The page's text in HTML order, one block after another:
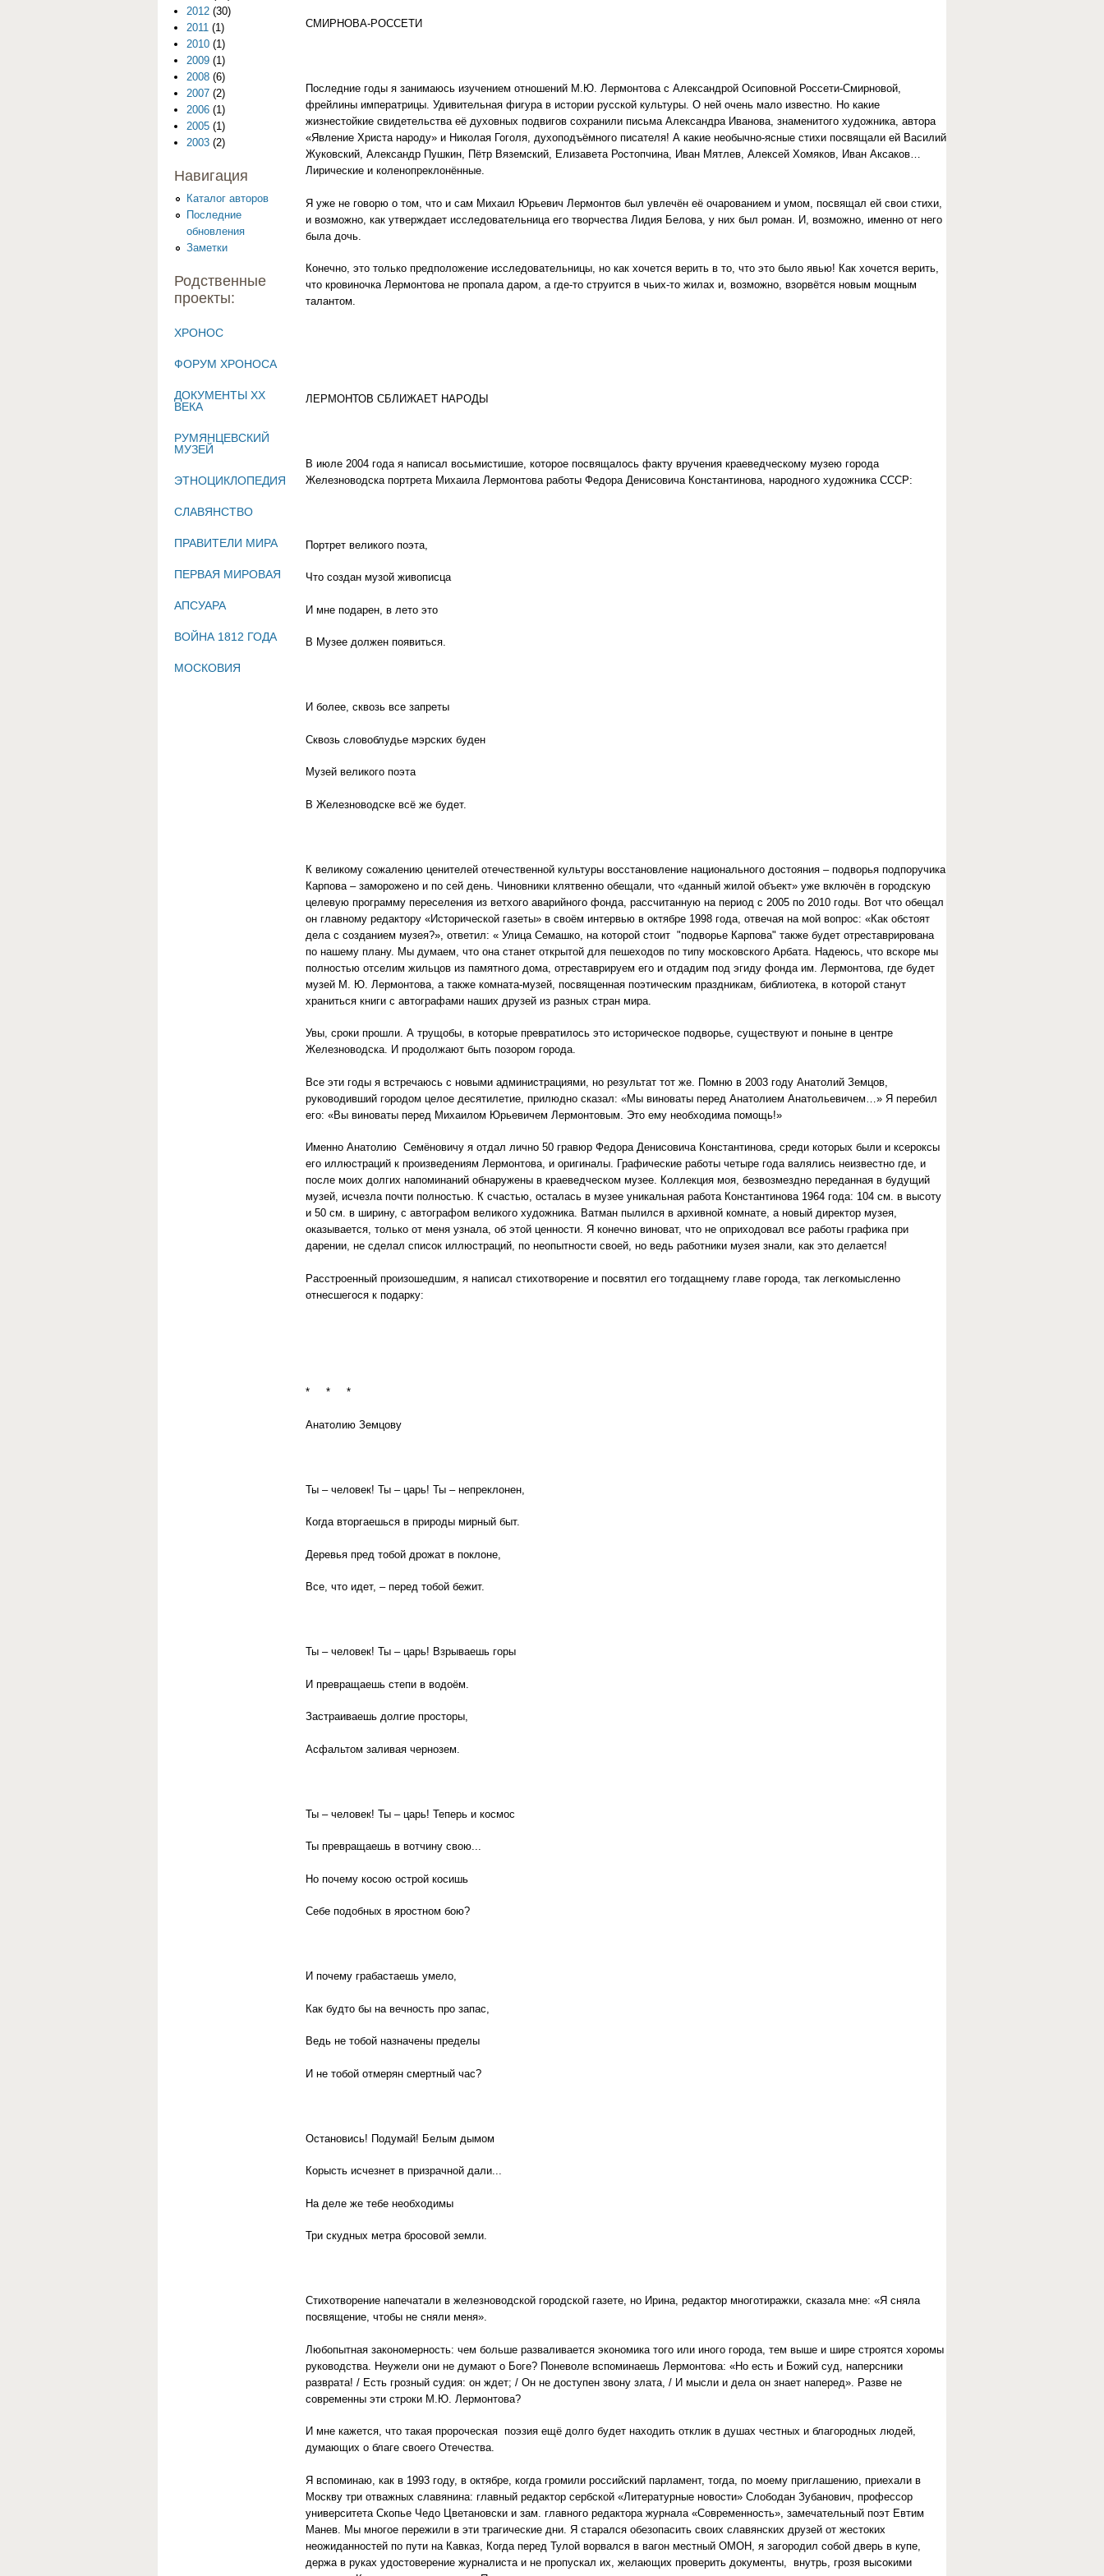
СМИРНОВА-РОССЕТИ
Последние годы я занимаюсь изучением отношений М.Ю. Лермонтова с Александрой Осиповной Россети-Смирновой,
фрейлины императрицы. Удивительная фигура в истории русской культуры. О ней очень мало известно. Но какие
жизнестойкие свидетельства её духовных подвигов сохранили письма Александра Иванова, знаменитого художника, автора
«Явление Христа народу» и Николая Гоголя, духоподъёмного писателя! А какие необычно-ясные стихи посвящали ей Василий
Жуковский, Александр Пушкин, Пётр Вяземский, Елизавета Ростопчина, Иван Мятлев, Алексей Хомяков, Иван Аксаков…
Лирические и коленопреклонённые.
Я уже не говорю о том, что и сам Михаил Юрьевич Лермонтов был увлечён её очарованием и умом, посвящал ей свои стихи,
и возможно, как утверждает исследовательница его творчества Лидия Белова, у них был роман. И, возможно, именно от него
была дочь.
Конечно, это только предположение исследовательницы, но как хочется верить в то, что это было явью! Как хочется верить,
что кровиночка Лермонтова не пропала даром, а где-то струится в чьих-то жилах и, возможно, взорвётся новым мощным
талантом.
ЛЕРМОНТОВ СБЛИЖАЕТ НАРОДЫ
В июле 2004 года я написал восьмистишие, которое посвящалось факту вручения краеведческому музею города
Железноводска портрета Михаила Лермонтова работы Федора Денисовича Константинова, народного художника СССР:
Портрет великого поэта,
Что создан музой живописца
И мне подарен, в лето это
В Музее должен появиться.
И более, сквозь все запреты
Сквозь словоблудье мэрских буден
Музей великого поэта
В Железноводске всё же будет.
К великому сожалению ценителей отечественной культуры восстановление национального достояния – подворья подпоручика
Карпова – заморожено и по сей день. Чиновники клятвенно обещали, что «данный жилой объект» уже включён в городскую
целевую программу переселения из ветхого аварийного фонда, рассчитанную на период с 2005 по 2010 годы. Вот что обещал
он главному редактору «Исторической газеты» в своём интервью в октябре 1998 года, отвечая на мой вопрос: «Как обстоят
дела с созданием музея?», ответил: « Улица Семашко, на которой стоит "подворье Карпова" также будет отреставрирована
по нашему плану. Мы думаем, что она станет открытой для пешеходов по типу московского Арбата. Надеюсь, что вскоре мы
полностью отселим жильцов из памятного дома, отреставрируем его и отдадим под эгиду фонда им. Лермонтова, где будет
музей М. Ю. Лермонтова, а также комната-музей, посвященная поэтическим праздникам, библиотека, в которой станут
храниться книги с автографами наших друзей из разных стран мира.
Увы, сроки прошли. А трущобы, в которые превратилось это историческое подворье, существуют и поныне в центре
Железноводска. И продолжают быть позором города.
Все эти годы я встречаюсь с новыми администрациями, но результат тот же. Помню в 2003 году Анатолий Земцов,
руководивший городом целое десятилетие, прилюдно сказал: «Мы виноваты перед Анатолием Анатольевичем…» Я перебил
его: «Вы виноваты перед Михаилом Юрьевичем Лермонтовым. Это ему необходима помощь!»
Именно Анатолию Семёновичу я отдал лично 50 гравюр Федора Денисовича Константинова, среди которых были и ксероксы
его иллюстраций к произведениям Лермонтова, и оригиналы. Графические работы четыре года валялись неизвестно где, и
после моих долгих напоминаний обнаружены в краеведческом музее. Коллекция моя, безвозмездно переданная в будущий
музей, исчезла почти полностью. К счастью, осталась в музее уникальная работа Константинова 1964 года: 104 см. в высоту
и 50 см. в ширину, с автографом великого художника. Ватман пылился в архивной комнате, а новый директор музея,
оказывается, только от меня узнала, об этой ценности. Я конечно виноват, что не оприходовал все работы графика при
дарении, не сделал список иллюстраций, по неопытности своей, но ведь работники музея знали, как это делается!
Расстроенный произошедшим, я написал стихотворение и посвятил его тогдащнему главе города, так легкомысленно
отнесшегося к подарку:
* * *
Анатолию Земцову
Ты – человек! Ты – царь! Ты – непреклонен,
Когда вторгаешься в природы мирный быт.
Деревья пред тобой дрожат в поклоне,
Все, что идет, – перед тобой бежит.
Ты – человек! Ты – царь! Взрываешь горы
И превращаешь степи в водоём.
Застраиваешь долгие просторы,
Асфальтом заливая чернозем.
Ты – человек! Ты – царь! Теперь и космос
Ты превращаешь в вотчину свою...
Но почему косою острой косишь
Себе подобных в яростном бою?
И почему грабастаешь умело,
Как будто бы на вечность про запас,
Ведь не тобой назначены пределы
И не тобой отмерян смертный час?
Остановись! Подумай! Белым дымом
Корысть исчезнет в призрачной дали...
На деле же тебе необходимы
Три скудных метра бросовой земли.
Стихотворение напечатали в железноводской городской газете, но Ирина, редактор многотиражки, сказала мне: «Я сняла
посвящение, чтобы не сняли меня».
Любопытная закономерность: чем больше разваливается экономика того или иного города, тем выше и шире строятся хоромы
руководства. Неужели они не думают о Боге? Поневоле вспоминаешь Лермонтова: «Но есть и Божий суд, наперсники
разврата! / Есть грозный судия: он ждет; / Он не доступен звону злата, / И мысли и дела он знает наперед». Разве не
современны эти строки М.Ю. Лермонтова?
И мне кажется, что такая пророческая поэзия ещё долго будет находить отклик в душах честных и благородных людей,
думающих о благе своего Отечества.
Я вспоминаю, как в 1993 году, в октябре, когда громили российский парламент, тогда, по моему приглашению, приехали в
Москву три отважных славянина: главный редактор сербской «Литературные новости» Слободан Зубанович, профессор
университета Скопье Чедо Цветановски и зам. главного редактора журнала «Современность», замечательный поэт Евтим
Манев. Мы многое пережили в эти трагические дни. Я старался обезопасить своих славянских друзей от жестоких
неожиданностей по пути на Кавказ, Когда перед Тулой ворвался в вагон местный ОМОН, я загородил собой дверь в купе,
держа в руках удостоверение журналиста и не пропускал их, желающих проверить документы, внутрь, грозя высокими
2012 (30)
2011 (1)
2010 (1)
2009 (1)
2008 (6)
2007 (2)
2006 (1)
2005 (1)
2003 (2)
Навигация
Каталог авторов
Последние
обновления
Заметки
Родственные
проекты:
ХРОНОС
ФОРУМ ХРОНОСА
ДОКУМЕНТЫ XX
ВЕКА
РУМЯНЦЕВСКИЙ
МУЗЕЙ
ЭТНОЦИКЛОПЕДИЯ
СЛАВЯНСТВО
ПРАВИТЕЛИ МИРА
ПЕРВАЯ МИРОВАЯ
АПСУАРА
ВОЙНА 1812 ГОДА
МОСКОВИЯ